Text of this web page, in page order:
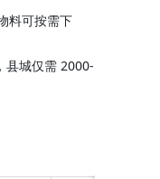
料可按需下
县城仅需 2000-